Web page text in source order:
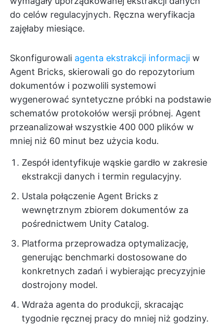
do celów regulacyjnych. Ręczna weryfikacja
zajęłaby miesiące.
Skonfigurowali agenta ekstrakcji informacji w
Agent Bricks, skierowali go do repozytorium
dokumentów i pozwolili systemowi
wygenerować syntetyczne próbki na podstawie
schematów protokołów wersji próbnej. Agent
przeanalizował wszystkie 400 000 plików w
mniej niż 60 minut bez użycia kodu.
Zespół identyfikuje wąskie gardło w zakresie
ekstrakcji danych i termin regulacyjny.
Ustala połączenie Agent Bricks z
wewnętrznym zbiorem dokumentów za
pośrednictwem Unity Catalog.
Platforma przeprowadza optymalizację,
generując benchmarki dostosowane do
konkretnych zadań i wybierając precyzyjnie
dostrojony model.
Wdraża agenta do produkcji, skracając
tygodnie ręcznej pracy do mniej niż godziny.